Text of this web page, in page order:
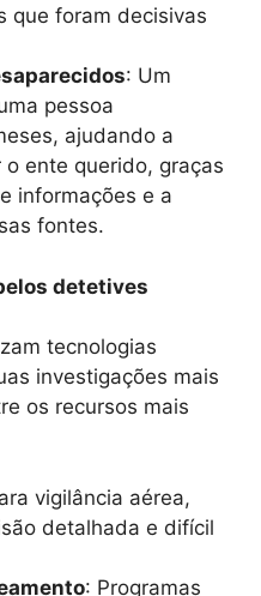
que foram decisivas
: Um
pessoa
ajudando a
ente querido, graças
informações e a
fontes.
detetives
tecnologias
investigações mais
os recursos mais
vigilância aérea,
detalhada e difícil
: Programas